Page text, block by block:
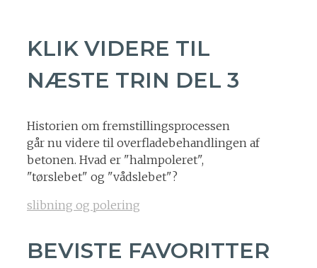
KLIK VIDERE TIL
NÆSTE TRIN DEL 3
Historien om fremstillingsprocessen
går nu videre til overfladebehandlingen af
betonen. Hvad er "halmpoleret",
"tørslebet" og "vådslebet"?
slibning og polering
BEVISTE FAVORITTER